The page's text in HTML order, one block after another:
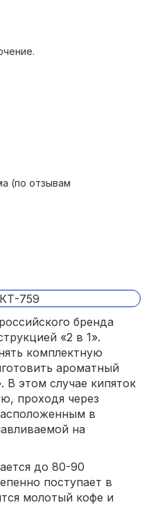
(по отзывам
бренда
«2 в 1».
комплектную
ароматный
В этом случае кипяток
проходя через
в
на
до 80-90
поступает в
молотый кофе и